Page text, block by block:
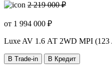
2 219 000 ₽
от 1 994 000 ₽
Luxe AV 1.6 АТ 2WD MPI (123
В Trade-in В Кредит